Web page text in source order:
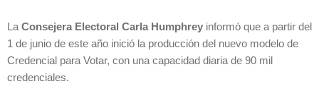
La Consejera Electoral Carla Humphrey informó que a partir del
1 de junio de este año inició la producción del nuevo modelo de
Credencial para Votar, con una capacidad diaria de 90 mil
credenciales.